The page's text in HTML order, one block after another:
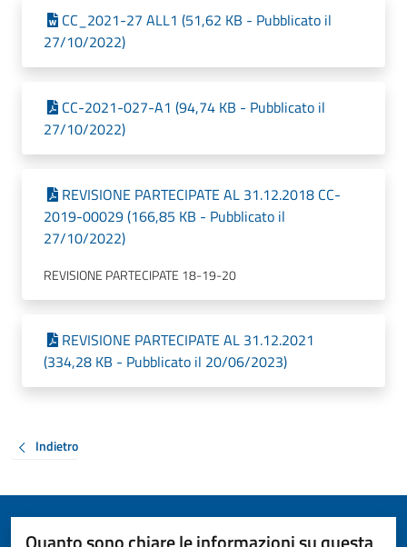
CC_2021-27 ALL1 (51,62 KB - Pubblicato il
27/10/2022)
CC-2021-027-A1 (94,74 KB - Pubblicato il
27/10/2022)
REVISIONE PARTECIPATE AL 31.12.2018 CC-
2019-00029 (166,85 KB - Pubblicato il
27/10/2022)
REVISIONE PARTECIPATE 18-19-20
REVISIONE PARTECIPATE AL 31.12.2021
(334,28 KB - Pubblicato il 20/06/2023)
Indietro